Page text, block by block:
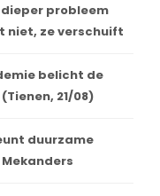
probleem
niet, ze verschuift
belicht de
21/08)
duurzame